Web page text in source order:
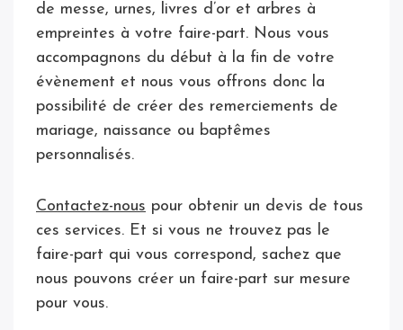
de messe, urnes, livres d’or et arbres à
empreintes à votre faire-part. Nous vous
accompagnons du début à la fin de votre
évènement et nous vous offrons donc la
possibilité de créer des remerciements de
mariage, naissance ou baptêmes
personnalisés.
Contactez-nous pour obtenir un devis de tous
ces services. Et si vous ne trouvez pas le
faire-part qui vous correspond, sachez que
nous pouvons créer un faire-part sur mesure
pour vous.